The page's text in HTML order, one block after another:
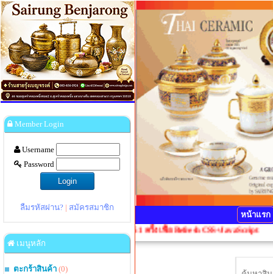
Member Login
Username
Password
ลืมรหัสผ่าน? | สมัครสมาชิก
เมนูหลัก
ตะกร้าสินค้า (0)
หน้าแรก
เพี้ยน กรุณากดปุ่ม Ctrl+F5 1 ครั้งเพื่อ Refresh CSS+JavaScript